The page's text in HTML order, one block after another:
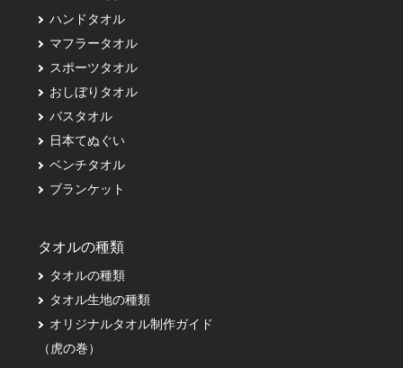
ハンドタオル
マフラータオル
スポーツタオル
おしぼりタオル
バスタオル
日本てぬぐい
ベンチタオル
ブランケット
タオルの種類
タオルの種類
タオル生地の種類
オリジナルタオル制作ガイド
（虎の巻）